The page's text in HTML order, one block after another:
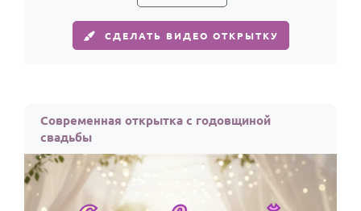
СДЕЛАТЬ ВИДЕО ОТКРЫТКУ
Современная открытка с годовщиной
свадьбы